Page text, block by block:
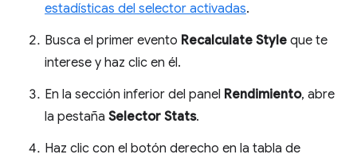
estadísticas del selector activadas.
Busca el primer evento Recalculate Style que te
interese y haz clic en él.
En la sección inferior del panel Rendimiento, abre
la pestaña Selector Stats.
Haz clic con el botón derecho en la tabla de